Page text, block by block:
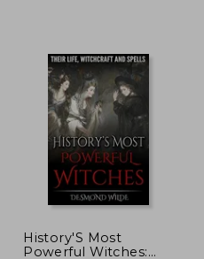
50%
History'S Most
Powerful Witches: